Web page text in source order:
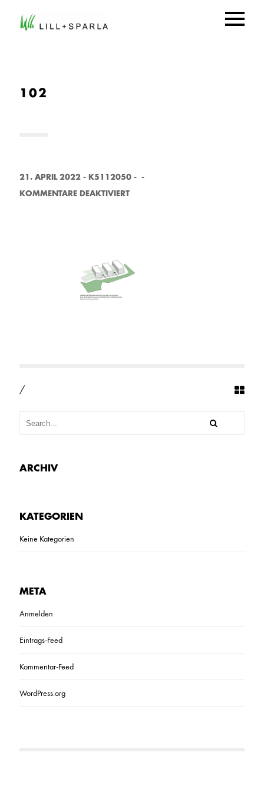
102
21. APRIL 2022 - K5112050 - -
KOMMENTARE DEAKTIVIERTF
/
ARCHIV
KATEGORIEN
Keine Kategorien
META
Anmelden
Eintrags-Feed
Kommentar-Feed
WordPress.org